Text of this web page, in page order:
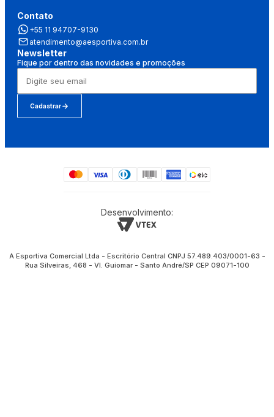
Contato
+55 11 94707-9130
atendimento@aesportiva.com.br
Newsletter
Fique por dentro das novidades e promoções
Cadastrar
Desenvolvimento:
A Esportiva Comercial Ltda - Escritório Central CNPJ 57.489.403/0001-63 -
Rua Silveiras, 468 - Vl. Guiomar - Santo André/SP CEP 09071-100